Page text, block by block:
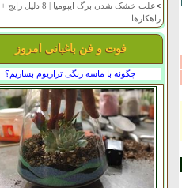
>
علت خشک شدن برگ ایپومیا | 8 دلیل رایج +
راهکارها
فوت و فن باغبانی امروز
چگونه با ماسه رنگی تراریوم بسازیم؟